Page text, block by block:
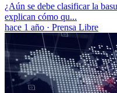
¿Aún se debe clasificar la
explican cómo qu...
hace 1 año · Prensa Libre